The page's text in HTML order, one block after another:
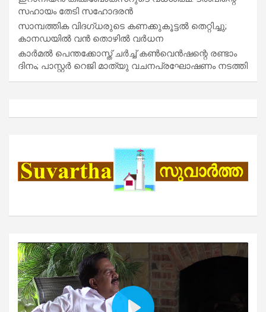
സഹായം തേടി സഹോദരൻ
സാമ്പത്തിക വിദഗ്ധരുടെ കണക്കുകൂട്ടൽ തെറ്റിച്ചു;
കാനഡയിൽ വൻ തൊഴിൽ വർധന
കാർമൽ പെന്തക്കോസ്ത് ചർച്ച് കൺവെൻഷന്റെ രണ്ടാം
ദിനം; പാസ്റ്റർ റെജി മാത്യു വചനപ്രഘോഷണം നടത്തി